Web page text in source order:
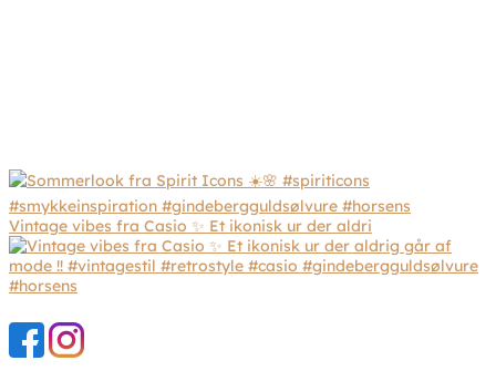
Vintage vibes fra Casio ✨ Et ikonisk ur der aldri